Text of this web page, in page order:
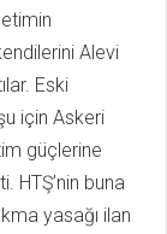
Alevi
Eski
için Askeri
güçlerine
HTŞ’nin buna
yasağı ilan